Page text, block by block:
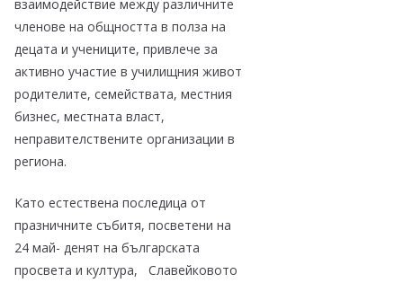
взаимодействие между различните
членове на общността в полза на
децата и учениците, привлече за
активно участие в училищния живот
родителите, семействата, местния
бизнес, местната власт,
неправителствените организации в
региона.
Като естествена последица от
празничните събитя, посветени на
24 май- денят на българската
просвета и култура, Славейковото